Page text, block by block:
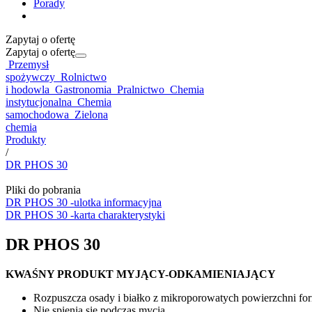
Porady
Zapytaj o ofertę
Zapytaj o ofertę
Przemysł
spożywczy Rolnictwo
i hodowla Gastronomia Pralnictwo Chemia
instytucjonalna Chemia
samochodowa Zielona
chemia
Produkty
/
DR PHOS 30
Pliki do pobrania
DR PHOS 30 -ulotka informacyjna
DR PHOS 30 -karta charakterystyki
DR PHOS 30
KWAŚNY PRODUKT MYJĄCY-ODKAMIENIAJĄCY
Rozpuszcza osady i białko z mikroporowatych powierzchni